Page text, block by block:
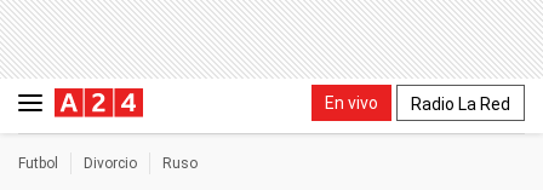
En vivo Radio La Red
Futbol Divorcio Ruso